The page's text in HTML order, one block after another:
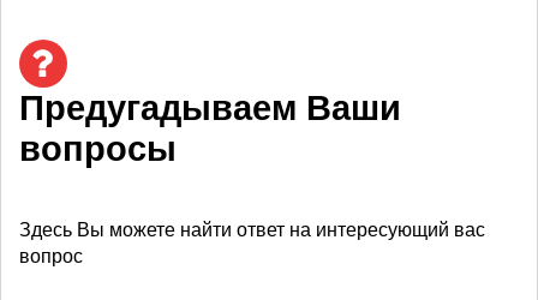
Предугадываем Ваши
вопросы
Здесь Вы можете найти ответ на интересующий вас
вопрос